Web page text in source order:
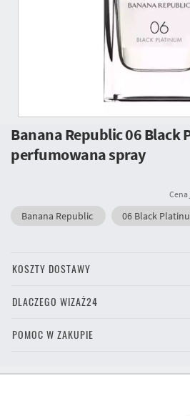
Banana Republic 06 Black
perfumowana spray
Cena
Banana Republic 06 Black
KOSZTY DOSTAWY
DLACZEGO WIZAŻ24
POMOC W ZAKUPIE